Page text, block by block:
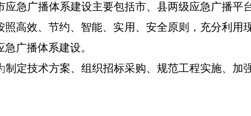
应急广播体系建设主要包括市、 县两级应急广播平
照高效、节约、智能、实用、安全原则，充分利用
急广播体系建设。
制定技术方案、组织招标采购、规范工程实施、加